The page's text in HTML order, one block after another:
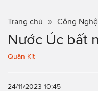
Trang chủ Công Nghệ
Nước Úc bất
Quân Kít
24/11/2023 10:45